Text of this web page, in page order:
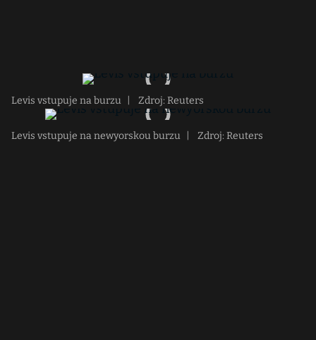
Levis vstupuje na burzu Zdroj: Reuters
Levis vstupuje na newyorskou burzu Zdroj: Reuters